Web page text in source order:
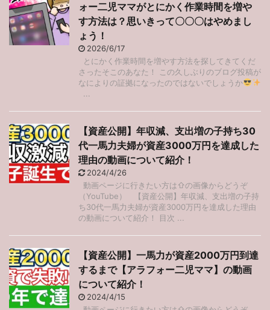
ォー二児ママがとにかく作業時間を増や
す方法は？思いきって〇〇〇はやめまし
ょう！
2026/6/17
とにかく作業時間を増やす方法を探してきてくだ
さったそこのあなた！ この久しぶりのブログ投稿が
なによりの証拠になったのではないでしょうか
...
【資産公開】年収減、支出増の子持ち30
代一馬力夫婦が資産3000万円を達成した
理由の動画について紹介！
2024/4/26
動画ページに行きたい方は⇧の画像からどうぞ
（YouTube） 【資産公開】年収減、支出増の子持
ち30代一馬力夫婦が資産3000万円を達成した理由
の動画について紹介！ 目次 ...
【資産公開】一馬力が資産2000万円到達
するまで【アラフォー二児ママ】の動画
について紹介！
2024/4/15